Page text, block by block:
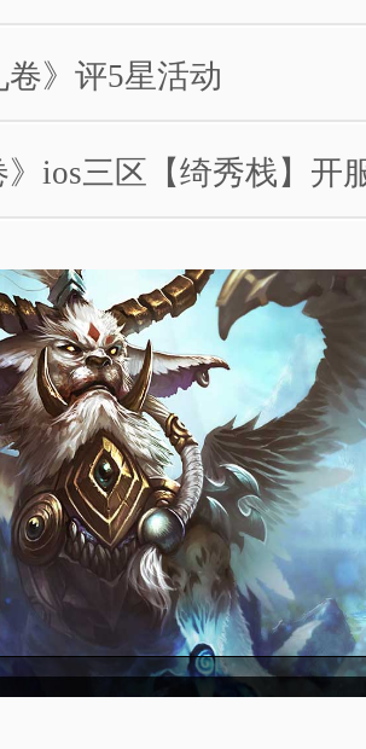
》评5星活动
》ios三区【绮秀栈】开